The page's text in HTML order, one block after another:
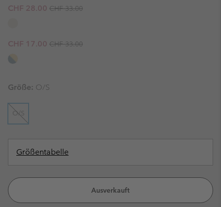
Sale price:
CHF 28.00 Regular price:
CHF 33.00
Sale price:
CHF 17.00 Regular price:
CHF 33.00
Größe: O/S
O/S
Größentabelle
Ausverkauft